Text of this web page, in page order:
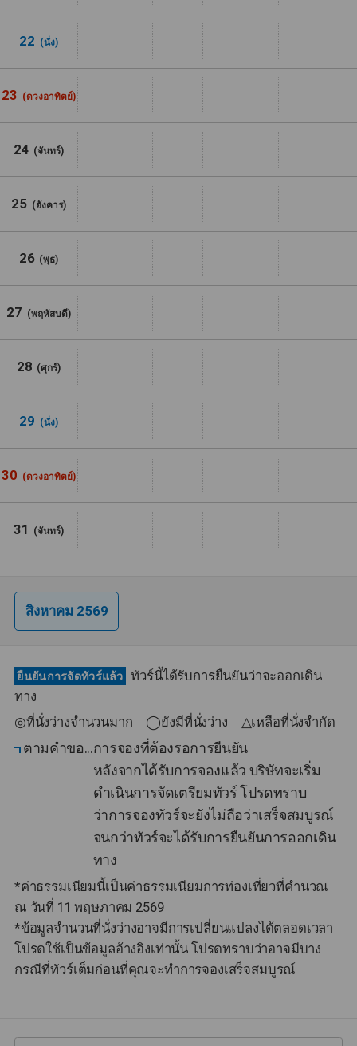
22 (นั่ง)
23 (ดวงอาทิตย์)
24 (จันทร์)
25 (อังคาร)
26 (พุธ)
27 (พฤหัสบดี)
28 (ศุกร์)
29 (นั่ง)
30 (ดวงอาทิตย์)
31 (จันทร์)
สิงหาคม 2569
ยืนยันการจัดทัวร์แล้ว
ทัวร์นี้ได้รับการยืนยันว่าจะออกเดิน
ทาง
◎ที่นั่งว่างจำนวนมาก ◯ยังมีที่นั่งว่าง △เหลือที่นั่งจำกัด
ตามคำขอ
การจองที่ต้องรอการยืนยัน
หลังจากได้รับการจองแล้ว บริษัทจะเริ่ม
ดำเนินการจัดเตรียมทัวร์ โปรดทราบ
ว่าการจองทัวร์จะยังไม่ถือว่าเสร็จสมบูรณ์
จนกว่าทัวร์จะได้รับการยืนยันการออกเดิน
ทาง
*ค่าธรรมเนียมนี้เป็นค่าธรรมเนียมการท่องเที่ยวที่คำนวณ
ณ วันที่ 11 พฤษภาคม 2569
*ข้อมูลจำนวนที่นั่งว่างอาจมีการเปลี่ยนแปลงได้ตลอดเวลา
โปรดใช้เป็นข้อมูลอ้างอิงเท่านั้น โปรดทราบว่าอาจมีบาง
กรณีที่ทัวร์เต็มก่อนที่คุณจะทำการจองเสร็จสมบูรณ์